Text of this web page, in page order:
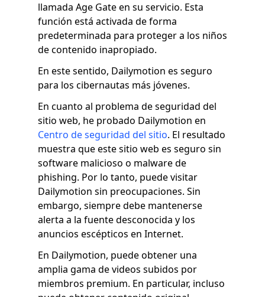
llamada Age Gate en su servicio. Esta
función está activada de forma
predeterminada para proteger a los niños
de contenido inapropiado.
En este sentido, Dailymotion es seguro
para los cibernautas más jóvenes.
En cuanto al problema de seguridad del
sitio web, he probado Dailymotion en
Centro de seguridad del sitio. El resultado
muestra que este sitio web es seguro sin
software malicioso o malware de
phishing. Por lo tanto, puede visitar
Dailymotion sin preocupaciones. Sin
embargo, siempre debe mantenerse
alerta a la fuente desconocida y los
anuncios escépticos en Internet.
En Dailymotion, puede obtener una
amplia gama de videos subidos por
miembros premium. En particular, incluso